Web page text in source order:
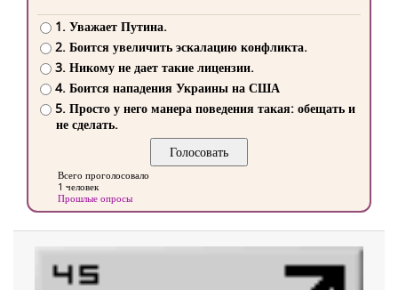
1. Уважает Путина.
2. Боится увеличить эскалацию конфликта.
3. Никому не дает такие лицензии.
4. Боится нападения Украины на США
5. Просто у него манера поведения такая: обещать и
не сделать.
Всего проголосовало
1 человек
Прошлые опросы